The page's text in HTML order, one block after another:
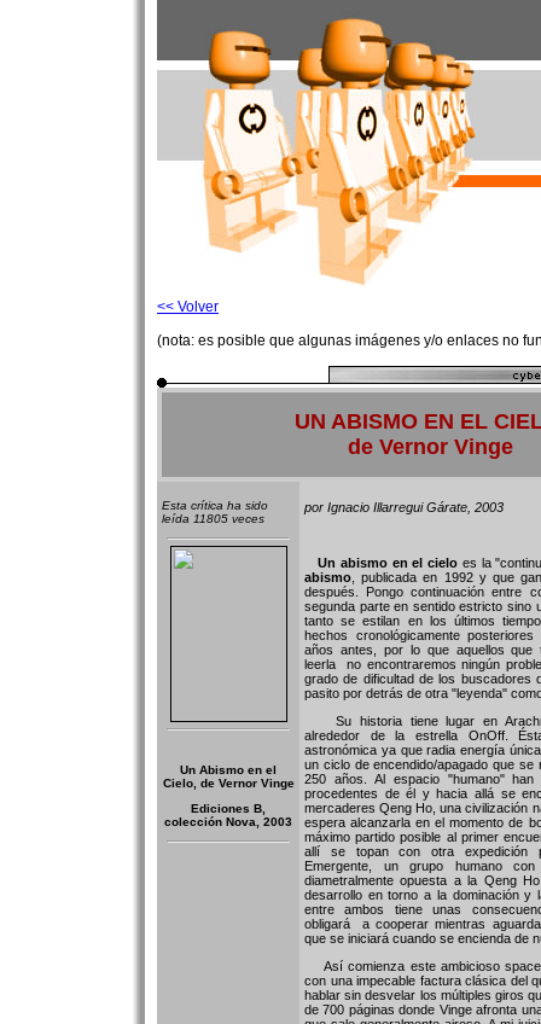
<< Volver
(nota: es posible que algunas imágenes y/o enlaces no
UN ABISMO EN EL
de Vernor Vinge
Esta crítica ha sido
leída 11805 veces
Un Abismo en el
Cielo, de Vernor Vinge
Ediciones B,
colección Nova, 2003
por Ignacio Illarregui Gárate, 2003
Un abismo en el cielo es la
abismo , publicada en 1992 y que
después. Pongo continuación entre
segunda parte en sentido estricto sino
tanto se estilan en los últimos
hechos cronológicamente
años antes, por lo que aquellos que
leerla no encontraremos ningún
grado de dificultad de los buscadores
pasito por detrás de otra "leyenda"
Su historia tiene lugar en
alrededor de la estrella OnOff.
astronómica ya que radia energía
un ciclo de encendido/apagado que se
250 años. Al espacio "humano"
procedentes de él y hacia allá se
mercaderes Qeng Ho, una civilización
espera alcanzarla en el momento de
máximo partido posible al primer
allí se topan con otra expedición
Emergente, un grupo humano
diametralmente opuesta a la Qeng
desarrollo en torno a la dominación y
entre ambos tiene unas
obligará a cooperar mientras
que se iniciará cuando se encienda de
Así comienza este ambicioso
con una impecable factura clásica del
hablar sin desvelar los múltiples giros
de 700 páginas donde Vinge afronta